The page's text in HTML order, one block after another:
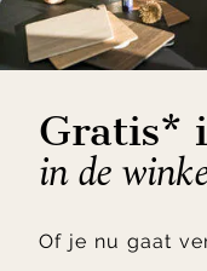
Gratis*
in de
Of je nu gaat